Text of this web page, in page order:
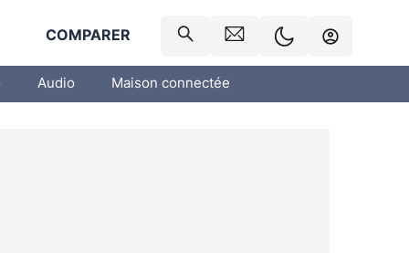
COMPARER
Audio Maison connectée